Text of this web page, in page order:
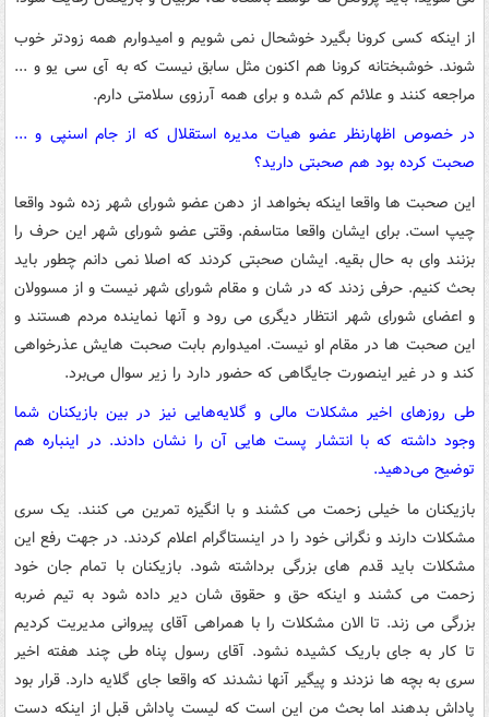
از اینکه کسی کرونا بگیرد خوشحال نمی شویم و امیدوارم همه زودتر خوب
شوند. خوشبختانه کرونا هم اکنون مثل سابق نیست که به آی سی یو و ...
مراجعه کنند و علائم کم شده و برای همه آرزوی سلامتی دارم.
در خصوص اظهارنظر عضو هیات مدیره استقلال که از جام اسنپی و ...
صحبت کرده بود هم صحبتی دارید؟
این صحبت ها واقعا اینکه بخواهد از دهن عضو شورای شهر زده شود واقعا
چیپ است. برای ایشان واقعا متاسفم. وقتی عضو شورای شهر این حرف را
بزنند وای به حال بقیه. ایشان صحبتی کردند که اصلا نمی دانم چطور باید
بحث کنیم. حرفی زدند که در شان و مقام شورای شهر نیست و از مسوولان
و اعضای شورای شهر انتظار دیگری می رود و آنها نماینده مردم هستند و
این صحبت ها در مقام او نیست. امیدوارم بابت صحبت هایش عذرخواهی
کند و در غیر اینصورت جایگاهی که حضور دارد را زیر سوال می‌برد.
طی روزهای اخیر مشکلات مالی و گلایه‌هایی نیز در بین بازیکنان شما
وجود داشته که با انتشار پست هایی آن را نشان دادند. در اینباره هم
توضیح می‌دهید.
بازیکنان ما خیلی زحمت می کشند و با انگیزه تمرین می کنند. یک سری
مشکلات دارند و نگرانی خود را در اینستاگرام اعلام کردند. در جهت رفع این
مشکلات باید قدم های بزرگی برداشته شود. بازیکنان با تمام جان خود
زحمت می کشند و اینکه حق و حقوق شان دیر داده شود به تیم ضربه
بزرگی می زند. تا الان مشکلات را با همراهی آقای پیروانی مدیریت کردیم
تا کار به جای باریک کشیده نشود. آقای رسول پناه طی چند هفته اخیر
سری به بچه ها نزدند و پیگیر آنها نشدند که واقعا جای گلایه دارد. قرار بود
پاداش بدهند اما بحث من این است که لیست پاداش قبل از اینکه دست